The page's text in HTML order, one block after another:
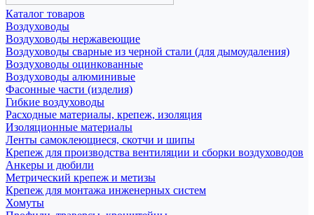
Каталог товаров
Воздуховоды
Воздуховоды нержавеющие
Воздуховоды сварные из черной стали (для дымоудаления)
Воздуховоды оцинкованные
Воздуховоды алюминивые
Фасонные части (изделия)
Гибкие воздуховоды
Расходные материалы, крепеж, изоляция
Изоляционные материалы
Ленты самоклеющиеся, скотчи и шипы
Крепеж для производства вентиляции и сборки воздуховодов
Анкеры и дюбили
Метрический крепеж и метизы
Крепеж для монтажа инженерных систем
Хомуты